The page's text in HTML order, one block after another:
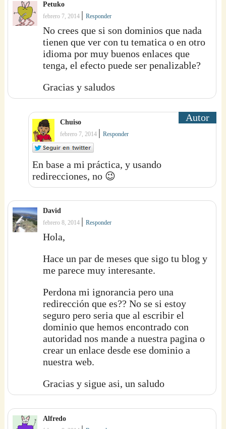
Petuko
febrero 7, 2014 |Responder
No crees que si son dominios que nada
tienen que ver con tu tematica o en otro
idioma por muy buenos enlaces que
tenga, el efecto puede ser penalizable?
Gracias y saludos
Chuiso
febrero 7, 2014 |Responder
En base a mi práctica, y usando
redirecciones, no 😉
David
febrero 8, 2014 |Responder
Hola,
Hace un par de meses que sigo tu blog y
me parece muy interesante.
Perdona mi ignorancia pero una
redirección que es?? No se si estoy
seguro pero seria que al escribir el
dominio que hemos encontrado con
autoridad nos mande a nuestra pagina o
crear un enlace desde ese dominio a
nuestra web.
Gracias y sigue asi, un saludo
Alfredo